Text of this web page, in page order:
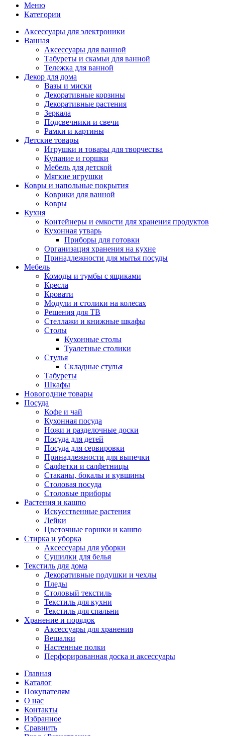
Меню
Категории
Аксессуары для электроники
Ванная
Аксессуары для ванной
Табуреты и скамьи для ванной
Тележка для ванной
Декор для дома
Вазы и миски
Декоративные корзины
Декоративные растения
Зеркала
Подсвечники и свечи
Рамки и картины
Детские товары
Игрушки и товары для творчества
Купание и горшки
Мебель для детской
Мягкие игрушки
Ковры и напольные покрытия
Коврики для ванной
Ковры
Кухня
Контейнеры и емкости для хранения продуктов
Кухонная утварь
Приборы для готовки
Организация хранения на кухне
Принадлежности для мытья посуды
Мебель
Комоды и тумбы с ящиками
Кресла
Кровати
Модули и столики на колесах
Решения для ТВ
Стеллажи и книжные шкафы
Столы
Кухонные столы
Туалетные столики
Стулья
Складные стулья
Табуреты
Шкафы
Новогодние товары
Посуда
Кофе и чай
Кухонная посуда
Ножи и разделочные доски
Посуда для детей
Посуда для сервировки
Принадлежности для выпечки
Салфетки и салфетницы
Стаканы, бокалы и кувшины
Столовая посуда
Столовые приборы
Растения и кашпо
Искусственные растения
Лейки
Цветочные горшки и кашпо
Стирка и уборка
Аксессуары для уборки
Сушилки для белья
Текстиль для дома
Декоративные подушки и чехлы
Пледы
Столовый текстиль
Текстиль для кухни
Текстиль для спальни
Хранение и порядок
Аксессуары для хранения
Вешалки
Настенные полки
Перфорированная доска и аксессуары
Главная
Каталог
Покупателям
О нас
Контакты
Избранное
Сравнить